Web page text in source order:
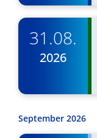
31.08.
2026
September 2026